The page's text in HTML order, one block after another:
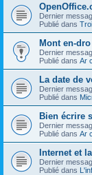
Dernier
Publié dans
Mont en-
Dernier
Publié dans Ar
La date de
Dernier
Publié dans
Bien écrire
Dernier
Publié dans Ar
Internet et
Dernier
Publié dans